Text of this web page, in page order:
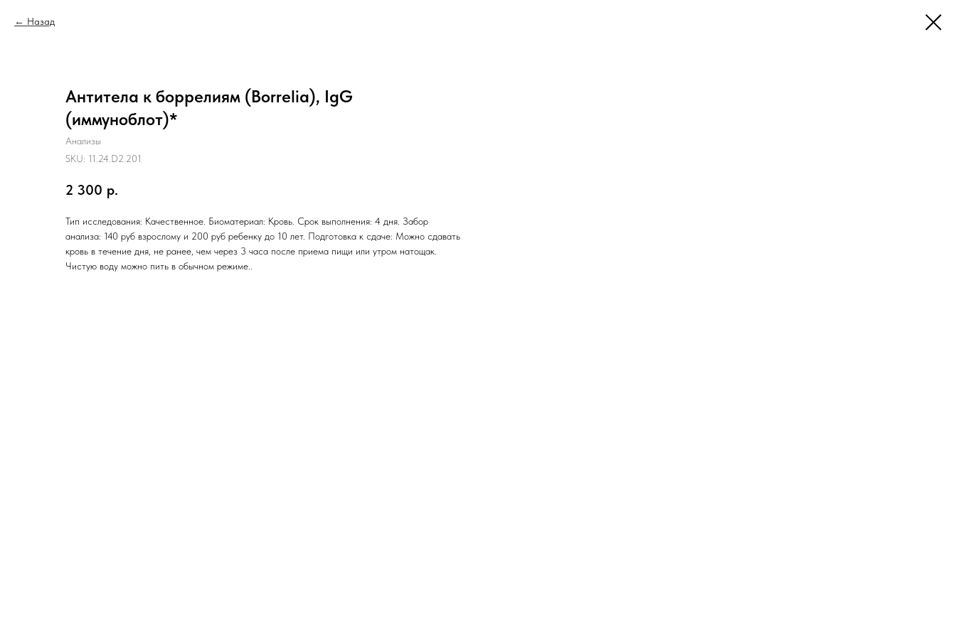
Назад
Антитела к боррелиям (Borrelia), IgG
(иммуноблот)*
Анализы
SKU: 11.24.D2.201
2 300 р.
Тип исследования: Качественное. Биоматериал: Кровь. Срок выполнения: 4 дня. Забор
анализа: 140 руб взрослому и 200 руб ребенку до 10 лет. Подготовка к сдаче: Можно сдавать
кровь в течение дня, не ранее, чем через 3 часа после приема пищи или утром натощак.
Чистую воду можно пить в обычном режиме..